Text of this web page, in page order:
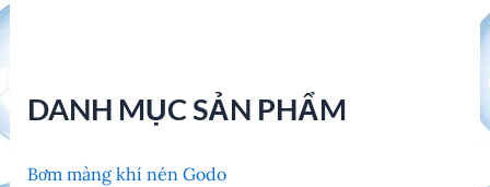
DANH MỤC SẢN PHẨM
Bơm màng khí nén Godo